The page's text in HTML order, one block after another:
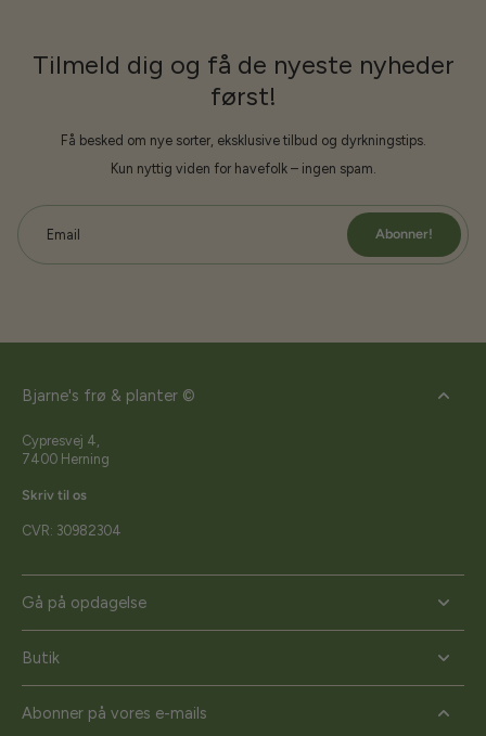
Tilmeld dig og få de nyeste nyheder
først!
Få besked om nye sorter, eksklusive tilbud og dyrkningstips.
Kun nyttig viden for havefolk – ingen spam.
Email Abonner!
Bjarne's frø & planter ©
Cypresvej 4,
7400 Herning
Skriv til os
CVR: 30982304
Gå på opdagelse
Butik
Abonner på vores e-mails